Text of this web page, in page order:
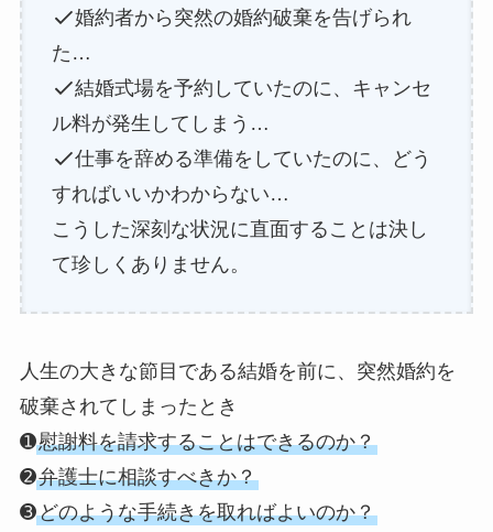
婚約者から突然の婚約破棄を告げられ
た…
結婚式場を予約していたのに、キャンセ
ル料が発生してしまう…
仕事を辞める準備をしていたのに、どう
すればいいかわからない…
こうした深刻な状況に直面することは決し
て珍しくありません。
人生の大きな節目である結婚を前に、突然婚約を
破棄されてしまったとき
➊慰謝料を請求することはできるのか？
➋弁護士に相談すべきか？
➌どのような手続きを取ればよいのか？